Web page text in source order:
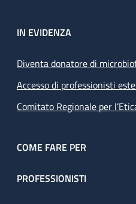
IN EVIDENZA
Diventa donatore di
Accesso di professionisti
Comitato Regionale per
COME FARE PER
PROFESSIONISTI